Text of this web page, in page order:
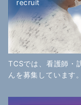
recruit
TCSでは、看護師・
んを募集しています。